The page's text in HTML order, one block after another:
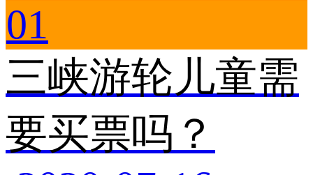
01
三峡游轮儿童需
要买票吗？